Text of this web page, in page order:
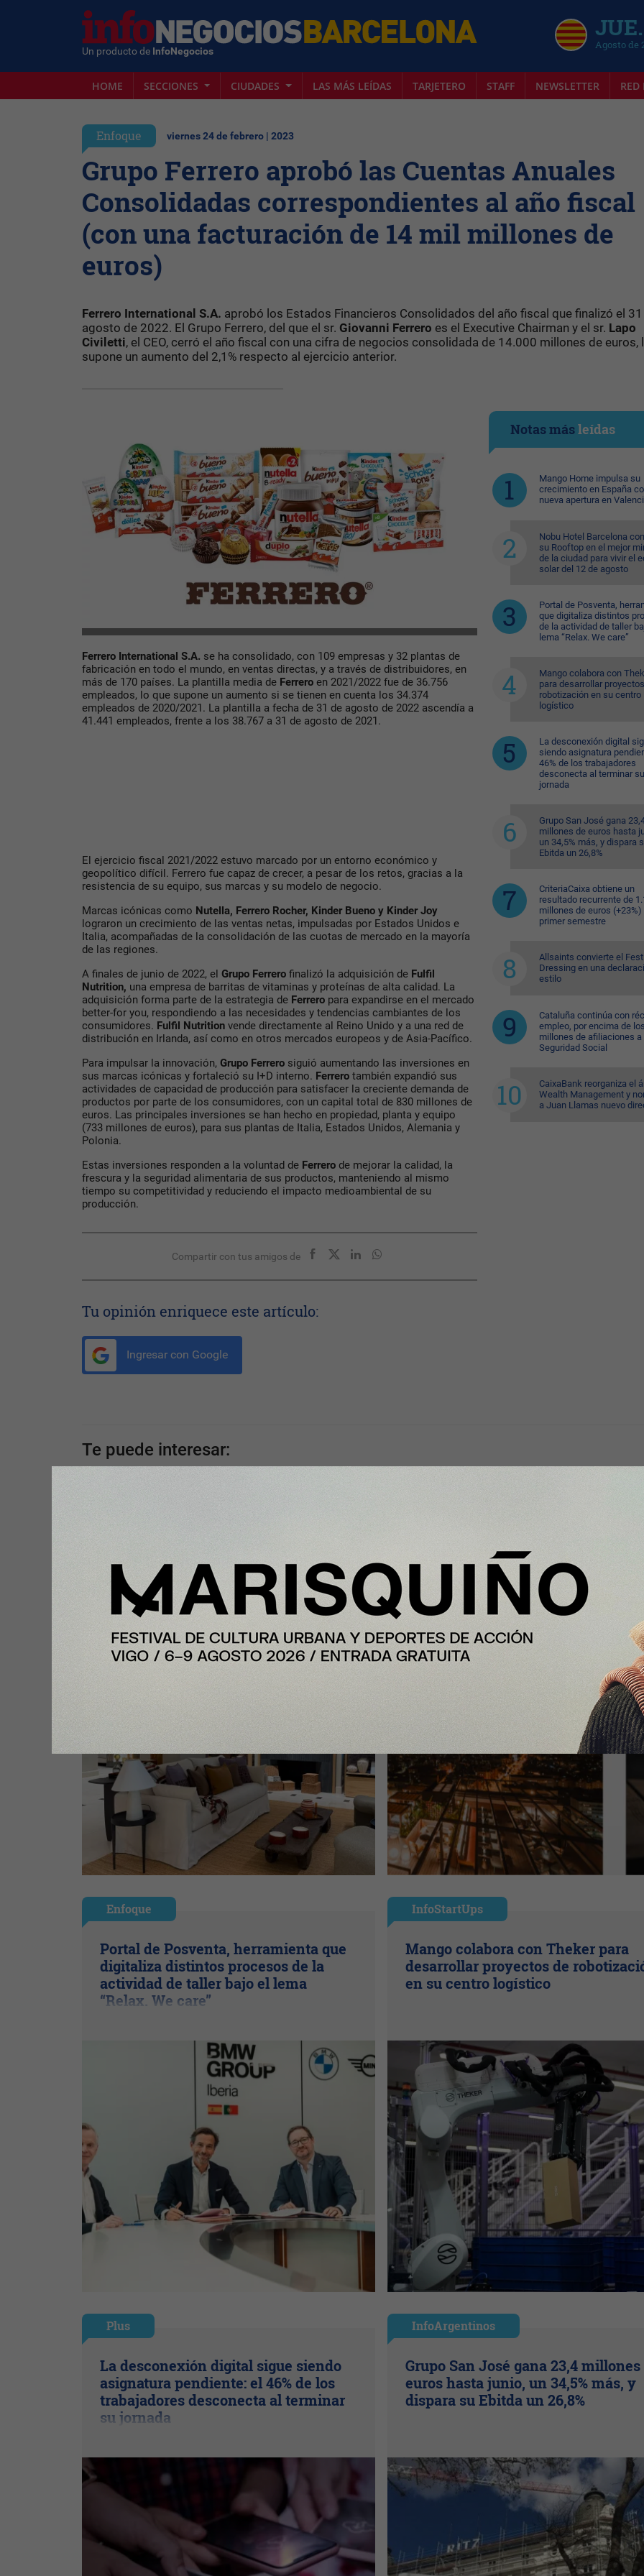
Un producto de InfoNegocios Agosto de
HOME SECCIONES CIUDADES LAS MÁS LEÍDAS TARJETERO STAFF NEWSLETTER
Enfoque viernes 24 de febrero | 2023
Grupo Ferrero aprobó las Cuentas Anuales
Consolidadas correspondientes al año fiscal
(con una facturación de 14 mil millones de
euros)
Ferrero International S.A. aprobó los Estados Financieros Consolidados del año fiscal que finalizó el
agosto de 2022. El Grupo Ferrero, del que el sr. Giovanni Ferrero es el Executive Chairman y el sr. Lapo
Civiletti, el CEO, cerró el año fiscal con una cifra de negocios consolidada de 14.000 millones de euros,
supone un aumento del 2,1% respecto al ejercicio anterior.
Ferrero International S.A. se ha consolidado, con 109 empresas y 32 plantas de
fabricación en todo el mundo, en ventas directas, y a través de distribuidores, en
más de 170 países. La plantilla media de Ferrero en 2021/2022 fue de 36.756
empleados, lo que supone un aumento si se tienen en cuenta los 34.374
empleados de 2020/2021. La plantilla a fecha de 31 de agosto de 2022 ascendía a
41.441 empleados, frente a los 38.767 a 31 de agosto de 2021.
El ejercicio fiscal 2021/2022 estuvo marcado por un entorno económico y
geopolítico difícil. Ferrero fue capaz de crecer, a pesar de los retos, gracias a la
resistencia de su equipo, sus marcas y su modelo de negocio.
Marcas icónicas como Nutella, Ferrero Rocher, Kinder Bueno y Kinder Joy
lograron un crecimiento de las ventas netas, impulsadas por Estados Unidos e
Italia, acompañadas de la consolidación de las cuotas de mercado en la mayoría
de las regiones.
A finales de junio de 2022, el Grupo Ferrero finalizó la adquisición de Fulfil
Nutrition, una empresa de barritas de vitaminas y proteínas de alta calidad. La
adquisición forma parte de la estrategia de Ferrero para expandirse en el mercado
better-for you, respondiendo a las necesidades y tendencias cambiantes de los
consumidores. Fulfil Nutrition vende directamente al Reino Unido y a una red de
distribución en Irlanda, así como en otros mercados europeos y de Asia-Pacífico.
Para impulsar la innovación, Grupo Ferrero siguió aumentando las inversiones en
sus marcas icónicas y fortaleció su I+D interno. Ferrero también expandió sus
actividades de capacidad de producción para satisfacer la creciente demanda de
productos por parte de los consumidores, con un capital total de 830 millones de
euros. Las principales inversiones se han hecho en propiedad, planta y equipo
(733 millones de euros), para sus plantas de Italia, Estados Unidos, Alemania y
Polonia.
Estas inversiones responden a la voluntad de Ferrero de mejorar la calidad, la
frescura y la seguridad alimentaria de sus productos, manteniendo al mismo
tiempo su competitividad y reduciendo el impacto medioambiental de su
producción.
Compartir con tus amigos de
Tu opinión enriquece este artículo:
Ingresar con Google
Notas másleídas
Mango Home impulsa su
crecimiento en España
nueva apertura en
Nobu Hotel Barcelona
su Rooftop en el mejor
de la ciudad para vivir el
solar del 12 de agosto
Portal de Posventa,
que digitaliza distintos
de la actividad de taller
lema “Relax. We care”
Mango colabora con
para desarrollar
robotización en su centro
logístico
La desconexión digital
siendo asignatura
46% de los trabajadores
desconecta al terminar su
jornada
Grupo San José gana
millones de euros hasta
un 34,5% más, y dispara
Ebitda un 26,8%
CriteriaCaixa obtiene un
resultado recurrente de
millones de euros (+23%)
primer semestre
Allsaints convierte el
Dressing en una
estilo
Cataluña continúa con
empleo, por encima de
millones de afiliaciones a
Seguridad Social
CaixaBank reorganiza el
Wealth Management y
a Juan Llamas nuevo
Te puede interesar:
Valencia
Rooftop en el mejor mirador de la
ciudad para vivir el eclipse solar
Enfoque
Portal de Posventa, herramienta que
digitaliza distintos procesos de la
actividad de taller bajo el lema
“Relax. We care”
InfoStartUps
Mango colabora con Theker para
desarrollar proyectos de
en su centro logístico
Plus
La desconexión digital sigue siendo
asignatura pendiente: el 46% de los
trabajadores desconecta al terminar
su jornada
InfoArgentinos
Grupo San José gana 23,4 millones
euros hasta junio, un 34,5% más, y
dispara su Ebitda un 26,8%